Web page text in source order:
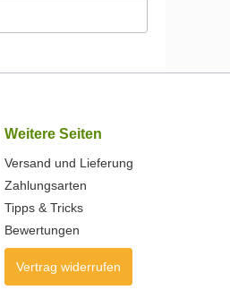
Weitere Seiten
Versand und Lieferung
Zahlungsarten
Tipps & Tricks
Bewertungen
Vertrag widerrufen